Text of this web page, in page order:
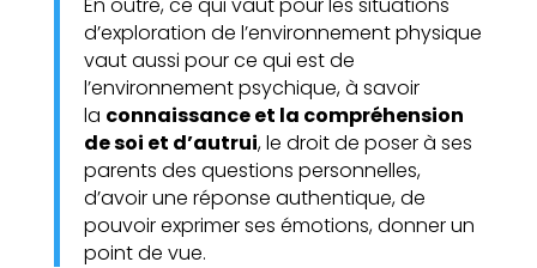
d’exploration de l’environnement physique
vaut aussi pour ce qui est de
l’environnement psychique, à savoir
la connaissance et la compréhension
de soi et d’autrui, le droit de poser à ses
parents des questions personnelles,
d’avoir une réponse authentique, de
pouvoir exprimer ses émotions, donner un
point de vue.